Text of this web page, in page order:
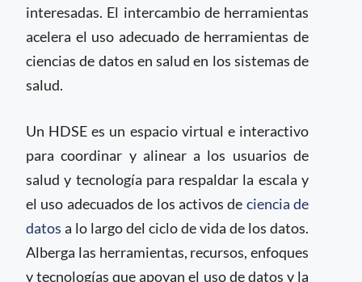
interesadas. El intercambio de herramientas
acelera el uso adecuado de herramientas de
ciencias de datos en salud en los sistemas de
salud.
Un HDSE es un espacio virtual e interactivo
para coordinar y alinear a los usuarios de
salud y tecnología para respaldar la escala y
el uso adecuados de los activos de ciencia de
datos a lo largo del ciclo de vida de los datos.
Alberga las herramientas, recursos, enfoques
y tecnologías que apoyan el uso de datos y la